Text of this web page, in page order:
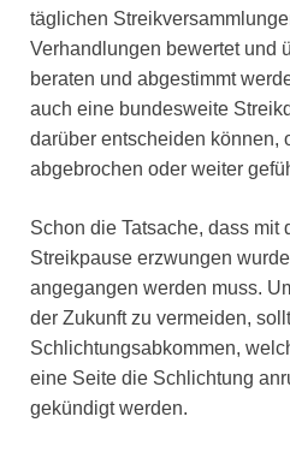
täglichen
Verhandlungen bewertet und
beraten und abgestimmt
auch eine bundesweite
darüber entscheiden können,
abgebrochen oder weiter
Schon die Tatsache, dass mit
Streikpause erzwungen
angegangen werden muss.
der Zukunft zu vermeiden,
Schlichtungsabkommen,
eine Seite die Schlichtung
gekündigt werden.